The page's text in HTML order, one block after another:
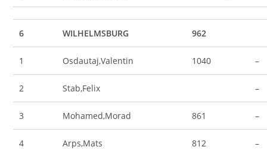
6 WILHELMSBURG 962
1 Osdautaj,Valentin 1040 –
2 Stab,Felix –
3 Mohamed,Morad 861 –
4 Arps,Mats 812 –